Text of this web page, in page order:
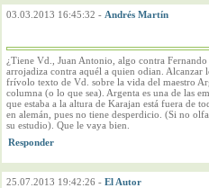
03.03.2013 16:45:32 - Andrés Martín
¿Tiene Vd., Juan Antonio, algo contra
arrojadiza contra aquél a quien odian. Alcanzar
frívolo texto de Vd. sobre la vida del maestro
columna (o lo que sea). Argenta es una de las
que estaba a la altura de Karajan está fuera de
en alemán, pues no tiene desperdicio. (Si no
su estudio). Que le vaya bien.
25.07.2013 19:42:26 - El Autor